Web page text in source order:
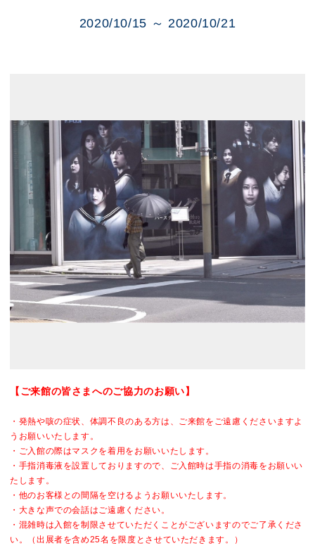
2020/10/15 ～ 2020/10/21
【ご来館の皆さまへのご協力のお願い】
・発熱や咳の症状、体調不良のある方は、ご来館をご遠慮くださいますよ
うお願いいたします。
・ご入館の際はマスクを着用をお願いいたします。
・手指消毒液を設置しておりますので、ご入館時は手指の消毒をお願いい
たします。
・他のお客様との間隔を空けるようお願いいたします。
・大きな声での会話はご遠慮ください。
・混雑時は入館を制限させていただくことがございますのでご了承くださ
い。
（出展者を含め25名を限度とさせていただきます。）